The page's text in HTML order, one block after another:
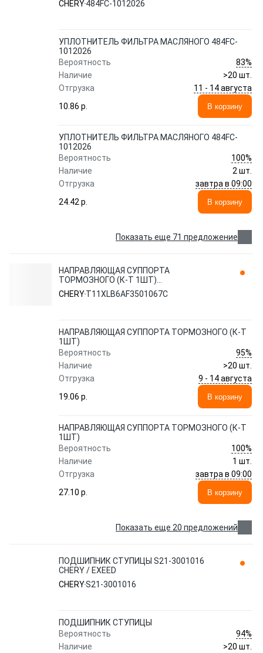
CHERY484FC-1012026
УПЛОТНИТЕЛЬ ФИЛЬТРА МАСЛЯНОГО 484FC-
1012026
Вероятность
83%
Наличие
>20 шт.
Отгрузка
11 - 14 августа
10.86 p.
В корзину
УПЛОТНИТЕЛЬ ФИЛЬТРА МАСЛЯНОГО 484FC-
1012026
Вероятность
100%
Наличие
2 шт.
Отгрузка
завтра в 09:00
24.42 p.
В корзину
Показать еще 71 предложение
НАПРАВЛЯЮЩАЯ СУППОРТА
ТОРМОЗНОГО (К-Т 1ШТ)
T11XLB6AF3501067C CHERY / EXEED
CHERYT11XLB6AF3501067C
НАПРАВЛЯЮЩАЯ СУППОРТА ТОРМОЗНОГО (К-Т
1ШТ)
Вероятность
95%
Наличие
>20 шт.
Отгрузка
9 - 14 августа
19.06 p.
В корзину
НАПРАВЛЯЮЩАЯ СУППОРТА ТОРМОЗНОГО (К-Т
1ШТ)
Вероятность
100%
Наличие
1 шт.
Отгрузка
завтра в 09:00
27.10 p.
В корзину
Показать еще 20 предложений
ПОДШИПНИК СТУПИЦЫ S21-3001016
CHERY / EXEED
CHERYS21-3001016
ПОДШИПНИК СТУПИЦЫ
Вероятность
94%
Наличие
>20 шт.